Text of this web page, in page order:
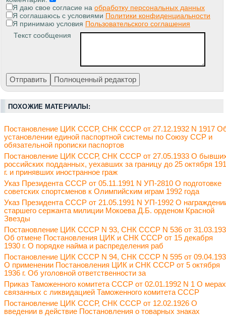
Я даю свое согласие на обработку персональных данных
Я соглашаюсь с условиями Политики конфиденциальности
Я принимаю условия Пользовательского соглашения
Текст сообщения
ПОХОЖИЕ МАТЕРИАЛЫ:
Постановление ЦИК СССР, СНК СССР от 27.12.1932 N 1917
установлении единой паспортной системы по Союзу ССР и
обязательной прописки паспортов
Постановление ЦИК СССР, СНК СССР от 27.05.1933 О
российских подданных, уехавших за границу до 25 октября
г. и принявших иностранное граж
Указ Президента СССР от 05.11.1991 N УП-2810 О подготовке
советских спортсменов к Олимпийским играм 1992 года
Указ Президента СССР от 21.05.1991 N УП-1992 О
старшего сержанта милиции Мокоева Д.Б. орденом Красной
Звезды
Постановление ЦИК СССР N 93, СНК СССР N 536 от
Об отмене Постановления ЦИК и СНК СССР от 15 декабря
1930 г. О порядке найма и распределения раб
Постановление ЦИК СССР N 94, СНК СССР N 595 от
О применении Постановления ЦИК и СНК СССР от 5 октября
1936 г. Об уголовной ответственности за
Приказ Таможенного комитета СССР от 02.01.1992 N 1 О
связанных с ликвидацией Таможенного комитета СССР
Постановление ЦИК СССР, СНК СССР от 12.02.1926 О
введении в действие Постановления о товарных знаках